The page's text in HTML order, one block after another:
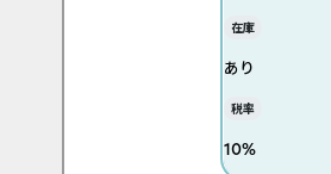
在庫
あり
税率
10%